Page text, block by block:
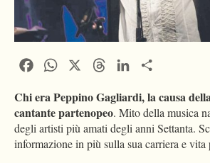
FacebookWhatsApp ThreadsLinkedIn
Chi era Peppino Gagliardi, la causa
cantante partenopeo. Mito della musica
degli artisti più amati degli anni Settanta.
informazione in più sulla sua carriera e vita